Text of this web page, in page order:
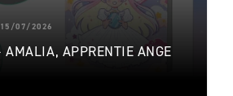
15/07/2026
AMALIA, APPRENTIE ANGE